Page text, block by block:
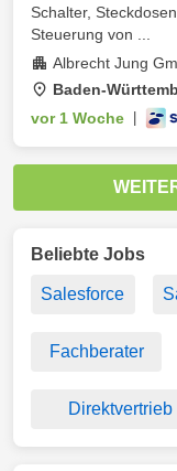
Schalter,
Steuerung von ...
Albrecht Jung
Baden-
vor 1 Woche
Beliebte Jobs
Salesforce
Fachberater
Direktvertrieb